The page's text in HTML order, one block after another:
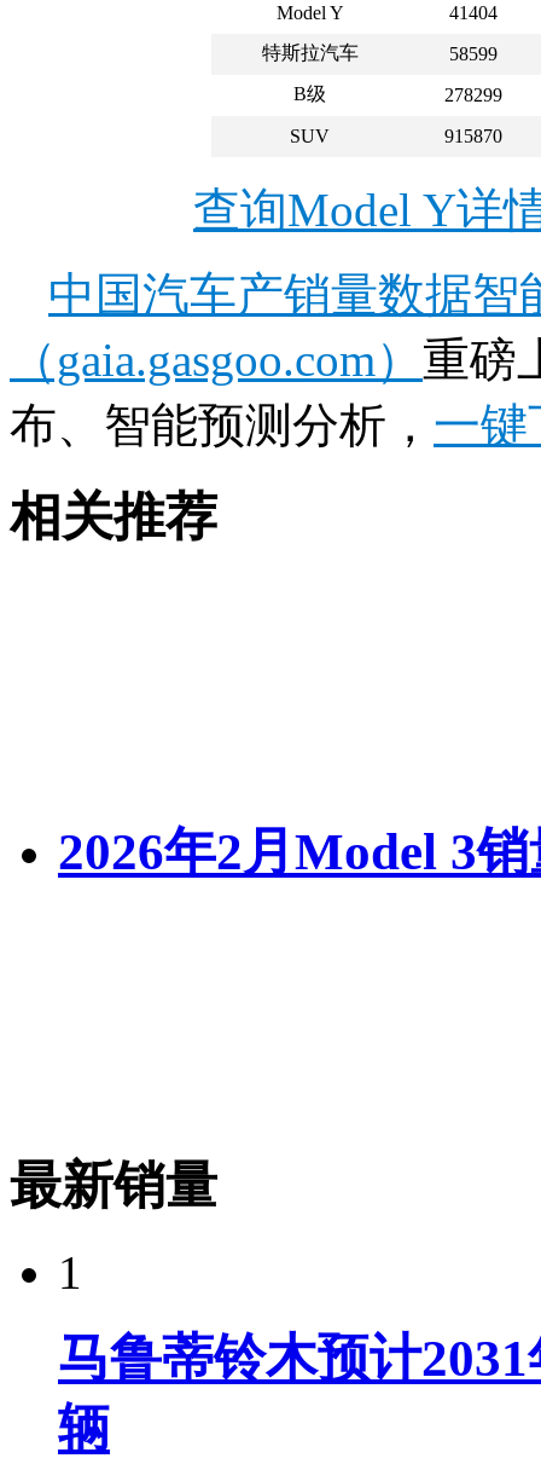
Model Y
41404
特斯拉汽车
58599
B级
278299
SUV
915870
查询Model Y详
中国汽车产销量数据
（gaia.gasgoo.com） 重磅
布、智能预测分析， 一键
相关推荐
2026年2月Model 3
最新销量
1
马鲁蒂铃木预计
辆